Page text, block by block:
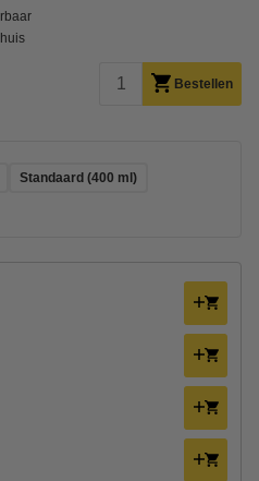
Bestellen
Standaard (400 ml)